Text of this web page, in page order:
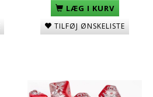
LÆG I KURV
TILFØJ ØNSKELISTE